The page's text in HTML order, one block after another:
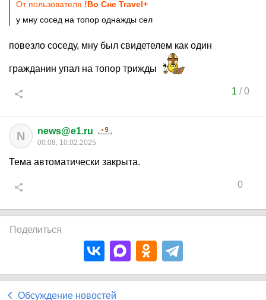
От пользователя !Во Сне Travel+
у мну сосед на топор однажды сел
повезло соседу, мну был свидетелем как один
гражданин упал на топор трижды
1 /0
N news@e1.ru
00:08, 10.02.2025
Тема автоматически закрыта.
0
Поделиться
Обсуждение новостей